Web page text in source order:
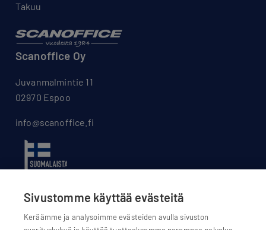
Takuu
Scanoffice Oy
Juvanmalmintie 11
02970 Espoo
info@scanoffice.fi
Sivustomme käyttää evästeitä
Keräämme ja analysoimme evästeiden avulla sivuston